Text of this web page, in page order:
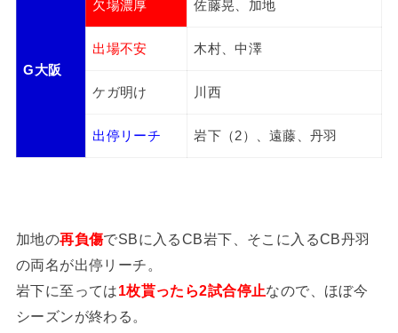
G大阪
欠場濃厚 佐藤晃、加地
出場不安 木村、中澤
ケガ明け 川西
出停リーチ 岩下（2）、遠藤、丹羽
加地の再負傷でSBに入るCB岩下、そこに入るCB丹羽
の両名が出停リーチ。
岩下に至っては1枚貰ったら2試合停止なので、ほぼ今
シーズンが終わる。